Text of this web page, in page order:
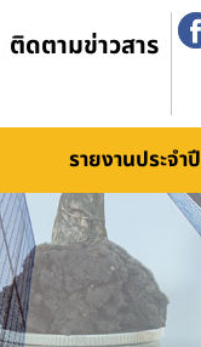
ติดตามข่าวสาร
รายงานประจำปี